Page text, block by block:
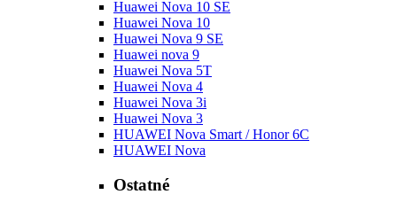
Huawei Nova 10 SE
Huawei Nova 10
Huawei Nova 9 SE
Huawei nova 9
Huawei Nova 5T
Huawei Nova 4
Huawei Nova 3i
Huawei Nova 3
HUAWEI Nova Smart / Honor 6C
HUAWEI Nova
Ostatné